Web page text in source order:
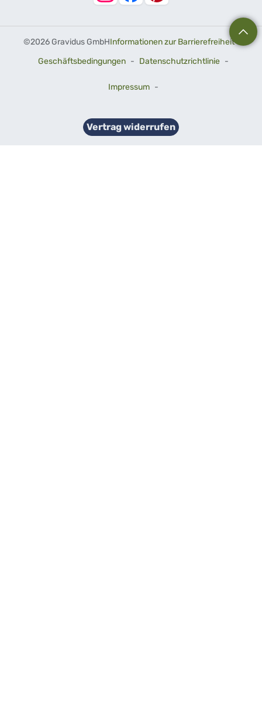
©2026 Gravidus GmbHInformationen zur Barrierefreiheit-
Geschäftsbedingungen - Datenschutzrichtlinie -
Impressum -
Vertrag widerrufen